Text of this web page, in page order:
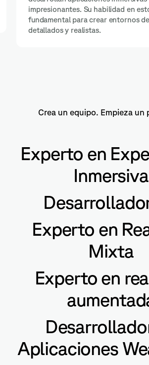
impresionantes. Su habilidad en estos
fundamental para crear entornos de
detallados y realistas.
Crea un equipo. Empieza un
Experto en
Inmersiva
Experto en
Mixta
Experto en
Aplicaciones